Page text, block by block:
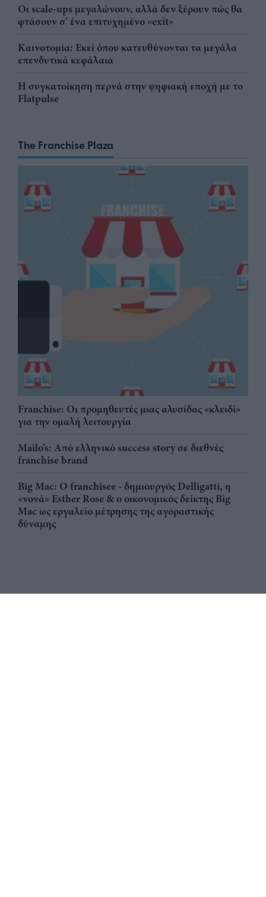
Οι scale-ups μεγαλώνουν, αλλά δεν ξέρουν πώς θα
φτάσουν σ' ένα επιτυχημένο «exit»
Καινοτομία: Εκεί όπου κατευθύνονται τα μεγάλα
επενδυτικά κεφάλαια
Η συγκατοίκηση περνά στην ψηφιακή εποχή με το
Flatpulse
The Franchise Plaza
Franchise: Οι προμηθευτές μιας αλυσίδας «κλειδί»
για την ομαλή λειτουργία
Mailo’s: Από ελληνικό success story σε διεθνές
franchise brand
Big Mac: Ο franchisee - δημιουργός Delligatti, η
«νονά» Esther Rose & ο οικονομικός δείκτης Big
Mac ως εργαλείο μέτρησης της αγοραστικής
δύναμης